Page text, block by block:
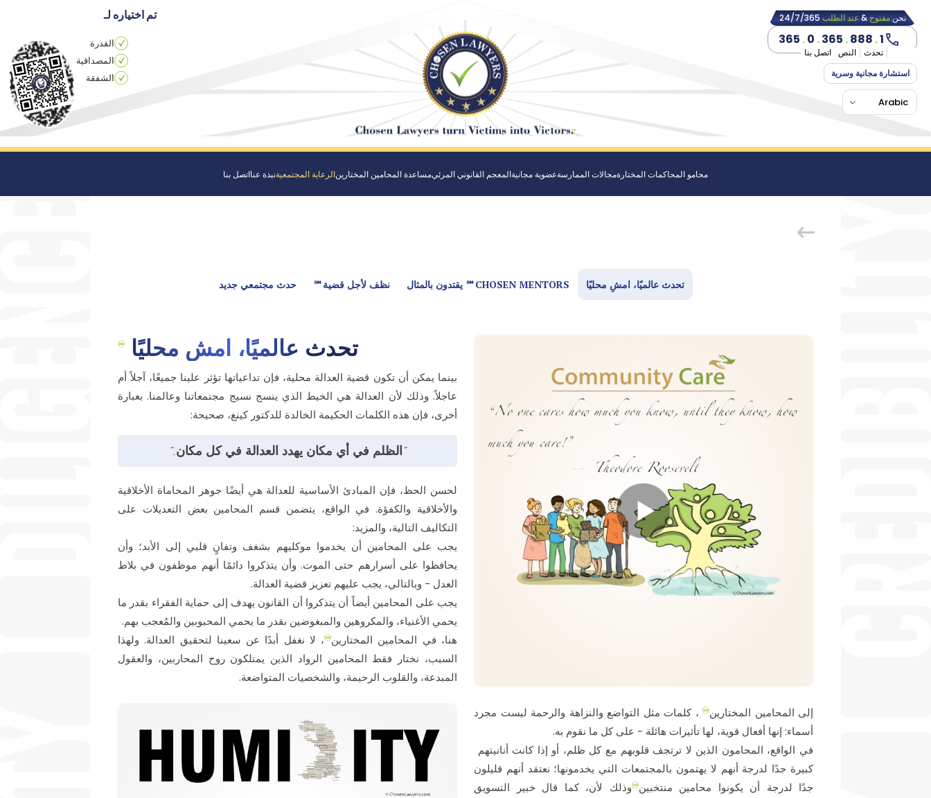
تم اختياره لـ
القدرة
المصداقية
الشفقة
نحنمفتوح&عند الطلب24/7/365
1
.
.
.
.
تحدث النص اتصل بنا
استشارة مجانية وسرية
Arabic
محامو المحاكمات المختارةمجالات الممارسةعضوية مجانيةالمعجم القانوني المرئيمساعدة المحامين المختارينالرعاية المجتمعيةنبذة عنااتصل بنا
تحدث عالميًا، امشِ محليًا CHOSEN MENTORS℠ يقتدون بالمثال نظف لأجل قضية℠ حدث مجتمعي جديد
تحدث عالميًا، امشِ محليًا
بينما يمكن أن تكون قضية العدالة محلية، فإن تداعياتها تؤثر علينا جميعًا، آجلاً أم
عاجلاً. وذلك لأن العدالة هي الخيط الذي ينسج نسيج مجتمعاتنا وعالمنا. بعبارة
أخرى، فإن هذه الكلمات الحكيمة الخالدة للدكتور كينغ، صحيحة:
"الظلم في أي مكان يهدد العدالة في كل مكان."
لحسن الحظ، فإن المبادئ الأساسية للعدالة هي أيضًا جوهر المحاماة الأخلاقية
والأخلاقية والكفؤة. في الواقع، يتضمن قسم المحامين بعض التعديلات على
التكاليف التالية، والمزيد:
يجب على المحامين أن يخدموا موكليهم بشغف وتفانٍ قلبي إلى الأبد؛ وأن
يحافظوا على أسرارهم حتى الموت. وأن يتذكروا دائمًا أنهم موظفون في بلاط
العدل - وبالتالي، يجب عليهم تعزيز قضية العدالة.
يجب على المحامين أيضاً أن يتذكروا أن القانون يهدف إلى حماية الفقراء بقدر ما
يحمي الأغنياء، والمكروهين والمبغوضين بقدر ما يحمي المحبوبين والمُعجب بهم.
هنا، في المحامين المختارين ، لا نغفل أبدًا عن سعينا لتحقيق العدالة. ولهذا
السبب، نختار فقط المحامين الرواد الذين يمتلكون روح المحاربين، والعقول
المبدعة، والقلوب الرحيمة، والشخصيات المتواضعة.
إلى المحامين المختارين
، كلمات مثل التواضع والنزاهة والرحمة ليست مجرد
أسماء: إنها أفعال قوية، لها تأثيرات هائلة - على كل ما نقوم به.
في الواقع، المحامون الذين لا ترتجف قلوبهم مع كل ظلم، أو إذا كانت أنانيتهم ​​
كبيرة جدًا لدرجة أنهم لا يهتمون بالمجتمعات التي يخدمونها؛ نعتقد أنهم قليلون
جدًا لدرجة أن يكونوا محامين منتخبين وذلك لأن، كما قال خبير التسويق